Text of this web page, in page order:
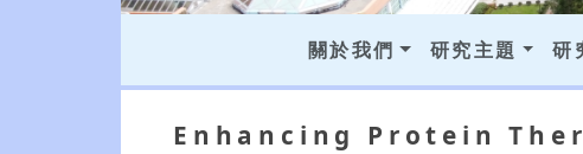
關於我們 研究主題 研
Enhancing Protein